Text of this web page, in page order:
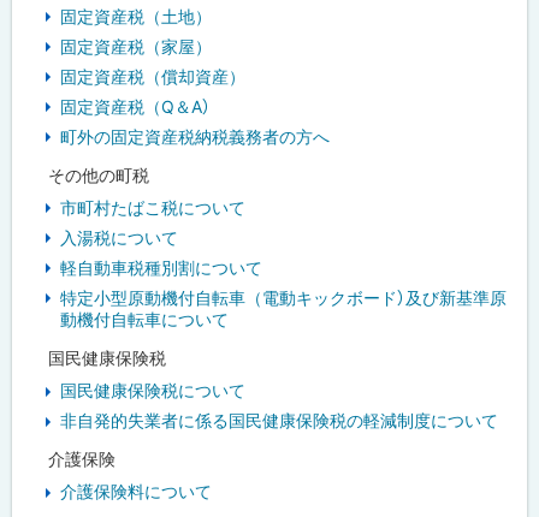
固定資産税（土地）
固定資産税（家屋）
固定資産税（償却資産）
固定資産税（Q＆A）
町外の固定資産税納税義務者の方へ
その他の町税
市町村たばこ税について
入湯税について
軽自動車税種別割について
特定小型原動機付自転車（電動キックボード）及び新基準原
動機付自転車について
国民健康保険税
国民健康保険税について
非自発的失業者に係る国民健康保険税の軽減制度について
介護保険
介護保険料について